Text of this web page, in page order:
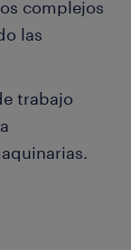
complejos
las
trabajo